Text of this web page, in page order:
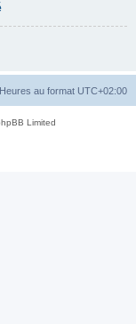
Heures au format UTC+02:00
Limited